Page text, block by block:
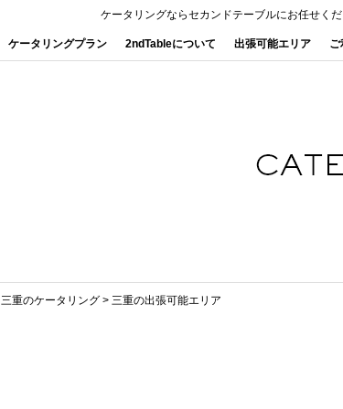
ケータリングならセカンドテーブルにお任せく
ケータリングプラン 2ndTableについて 出張可能エリア ご
三重のケータリング > 三重の出張可能エリア